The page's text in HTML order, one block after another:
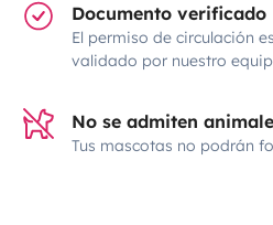
Documento verificado
El permiso de circulación
validado por nuestro
No se admiten
Tus mascotas no podrán